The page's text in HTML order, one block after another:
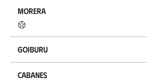
Morera
Goiburu
Cabanes